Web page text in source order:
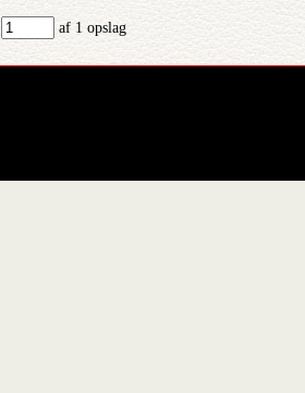
af 1 opslag